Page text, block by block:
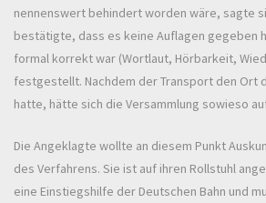
nennenswert behindert worden wäre, sagte
bestätigte, dass es keine Auflagen gegeben
formal korrekt war (Wortlaut, Hörbarkeit,
festgestellt. Nachdem der Transport den Ort
hatte, hätte sich die Versammlung sowieso
Die Angeklagte wollte an diesem Punkt
des Verfahrens. Sie ist auf ihren Rollstuhl
eine Einstiegshilfe der Deutschen Bahn und